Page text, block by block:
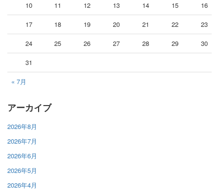
« 7月
10 11 12 13 14 15 16
17 18 19 20 21 22 23
24 25 26 27 28 29 30
31
アーカイブ
2026年8月
2026年7月
2026年6月
2026年5月
2026年4月